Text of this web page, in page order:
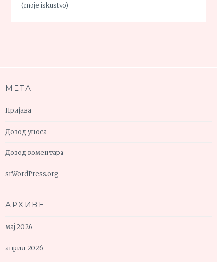
(moje iskustvo)
МЕТА
Пријава
Довод уноса
Довод коментара
sr.WordPress.org
АРХИВЕ
мај 2026
април 2026